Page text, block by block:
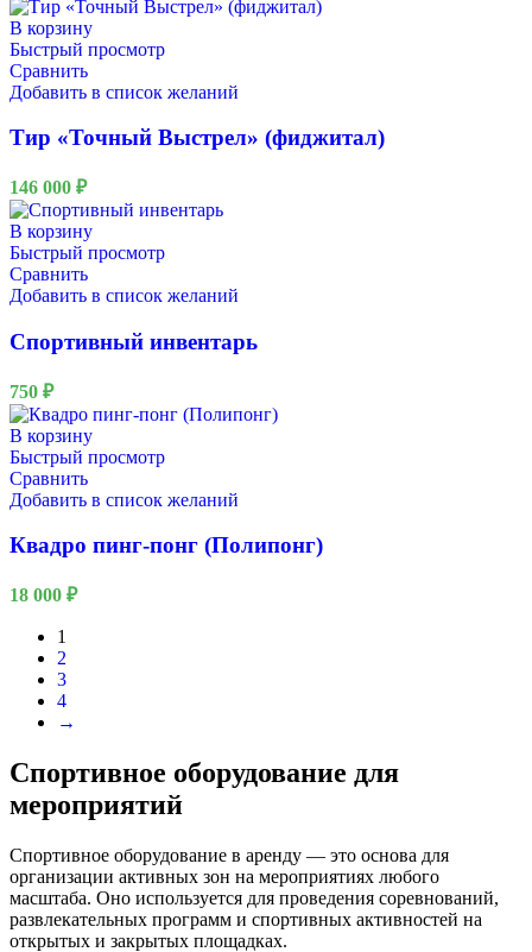
В корзину
Быстрый просмотр
Сравнить
Добавить в список желаний
Тир «Точный Выстрел» (фиджитал)
146 000 ₽
В корзину
Быстрый просмотр
Сравнить
Добавить в список желаний
Спортивный инвентарь
750 ₽
В корзину
Быстрый просмотр
Сравнить
Добавить в список желаний
Квадро пинг-понг (Полипонг)
18 000 ₽
1
2
3
4
→
Спортивное оборудование для
мероприятий
Спортивное оборудование в аренду — это основа для
организации активных зон на мероприятиях любого
масштаба. Оно используется для проведения соревнований,
развлекательных программ и спортивных активностей на
открытых и закрытых площадках.